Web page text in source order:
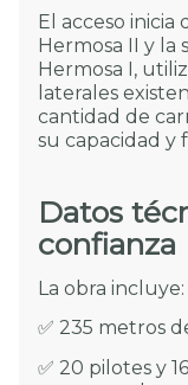
El acceso inicia
Hermosa II y la
Hermosa I,
laterales
cantidad de
su capacidad y
Datos
confianza
La obra incluye:
✅ 235 metros
✅ 20 pilotes y